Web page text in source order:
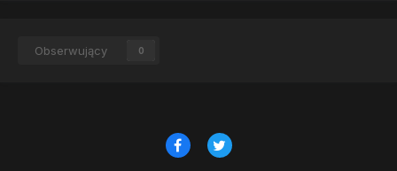
Obserwujący 0